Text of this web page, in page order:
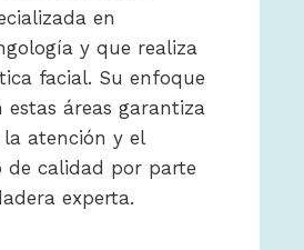
en
y que realiza
facial. Su enfoque
estas áreas garantiza
atención y el
calidad por parte
experta.